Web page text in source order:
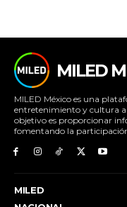
MILED
MILED México es una
entretenimiento y cultura a
objetivo es proporcionar
fomentando la
MILED